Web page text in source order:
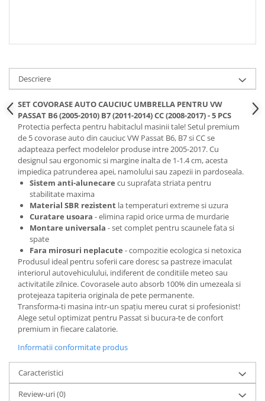
Lubrifianti si Spray-uri de Curatare
Vopsitorie, Chituri si Adezivi
Curatare si Detailing Exterior
Articole Auto Sezoniere
Produse de Iarna
Cabluri Pornire
Produse de Vara
Blog
Descriere
SET COVORASE AUTO CAUCIUC UMBRELLA PENTRU VW
PASSAT B6 (2005-2010) B7 (2011-2014) CC (2008-2017) - 5 PCS
Protectia perfecta pentru habitaclul masinii tale! Setul premium
de 5 covorase auto din cauciuc VW Passat B6, B7 si CC se
adapteaza perfect modelelor produse intre 2005-2017. Cu
designul sau ergonomic si margine inalta de 1-1.4 cm, acesta
impiedica patrunderea apei, namolului sau zapezii in pardoseala.
Sistem anti-alunecare cu suprafata striata pentru
stabilitate maxima
Material SBR rezistent la temperaturi extreme si uzura
Curatare usoara - elimina rapid orice urma de murdarie
Montare universala - set complet pentru scaunele fata si
spate
Fara mirosuri neplacute - compozitie ecologica si netoxica
Produsul ideal pentru soferii care doresc sa pastreze imaculat
interiorul autovehiculului, indiferent de conditiile meteo sau
activitatile zilnice. Covorasele auto absorb 100% din umezeala si
protejeaza tapiteria originala de pete permanente.
Transforma-ti masina intr-un spațiu mereu curat si profesionist!
Alege setul optimizat pentru Passat si bucura-te de confort
premium in fiecare calatorie.
Informatii conformitate produs
Caracteristici
Review-uri(0)